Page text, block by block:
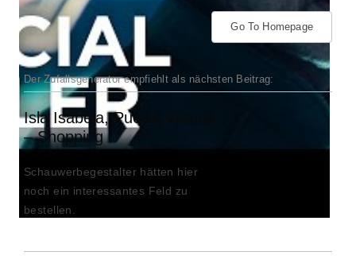
Go To Homepage
Der Zufallsgenerator empfiehlt als nächsten Beitrag:
Isla Isabela, Puerto Villamil
– Shopping
Schauwerbegestalter hätten hier
noch ein interessantes Feld zu
bestellen.